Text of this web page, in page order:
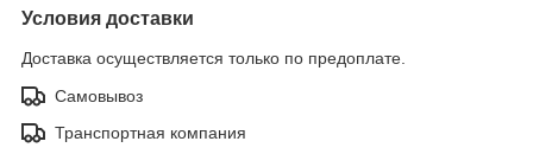
Условия доставки
Доставка осуществляется только по предоплате.
Самовывоз
Транспортная компания